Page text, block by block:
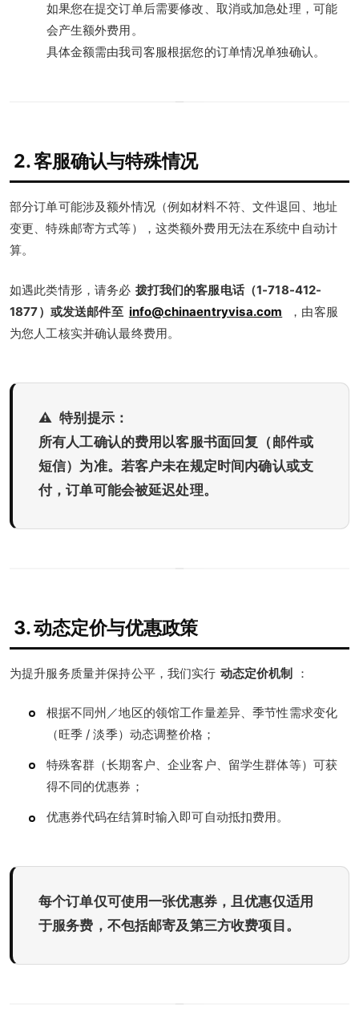
如果您在提交订单后需要修改、取消或加急处理，可能
会产生额外费用。
具体金额需由我司客服根据您的订单情况单独确认。
2. 客服确认与特殊情况
部分订单可能涉及额外情况（例如材料不符、文件退回、地址
变更、特殊邮寄方式等），这类额外费用无法在系统中自动计
算。
如遇此类情形，请务必 拨打我们的客服电话（1-718-412-
1877）或发送邮件至 info@chinaentryvisa.com
，由客服
为您人工核实并确认最终费用。
⚠️ 特别提示：
所有人工确认的费用以客服书面回复（邮件或
短信）为准。若客户未在规定时间内确认或支
付，订单可能会被延迟处理。
3. 动态定价与优惠政策
为提升服务质量并保持公平，我们实行 动态定价机制 ：
根据不同州／地区的领馆工作量差异、季节性需求变化
（旺季 / 淡季）动态调整价格；
特殊客群（长期客户、企业客户、留学生群体等）可获
得不同的优惠券；
优惠券代码在结算时输入即可自动抵扣费用。
每个订单仅可使用一张优惠券，且优惠仅适用
于服务费，不包括邮寄及第三方收费项目。